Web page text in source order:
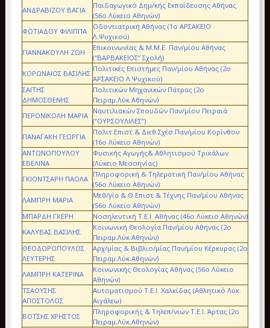
ΑΝΔΡΑΒΙΖΟΥ ΒΑΓΙΑ
Παιδαγωγικό Δημ/κής Εκπαίδευσης Αθήνας
(56ο Λύκειο Αθηνών)
ΦΩΤΙΑΔΟΥ ΦΙΛΙΠΠΑ
Οδοντιατρική Αθήνας (1ο ΑΡΣΑΚΕΙΟ
Λ.Ψυχικού)
ΓΙΑΝΝΑΚΟΥΛΗ ΖΩΗ
Επικοινωνίας & Μ.Μ.Ε. Παν/μίου Αθήνας
(“ΒΑΡΒΑΚΕΙΟΣ” Σχολή)
ΚΟΡΩΝΑΙΟΣ ΒΑΣΙΛΗΣ
Πολιτικές Επιστήμες Παν/μίου Αθήνας (2ο
ΑΡΣΑΚΕΙΟ Λ.Ψυχικού)
ΣΑΪΤΗΣ
ΔΗΜΟΣΘΕΝΗΣ
Πολιτικών Μηχανικών Πάτρας (2ο
Πειραμ.Λύκ.Αθηνών)
ΠΕΡΟΝΙΚΟΛΗ ΜΑΡΙΑ
Ναυτιλιακών Σπουδών Παν/μίου Πειραιά
(“ΟΥΡΣΟΥΛΙΛΕΣ”)
ΠΑΝΑΓΑΚΗ ΓΕΩΡΓΙΑ
Πολιτ.Επιστ.& Διεθ.Σχέσ.Παν/μίου Κορίνθου
(16ο Λύκειο Αθηνών)
ΑΝΤΩΝΟΠΟΥΛΟΥ
ΕΒΕΛΙΝΑ
Φυσικής Αγωγής& Αθλητισμού Τρικάλων
(Λύκειο Μεσσηνίας)
ΓΚΙΟΝΤΣΑΡΗ ΠΑΟΛΑ
Πληροφορική & Τηλεματική Παν/μίου Αθήνας
(56ο Λύκειο Αθηνών)
ΛΑΜΠΡΗ ΜΑΡΙΑ
Μεθ/γία & Θ.Επιστ.& Τέχνης Παν/μίου Αθήνας
(56ο Λύκειο Αθηνών)
ΜΠΑΡΔΗ ΓΚΕΡΗ
Νοσηλευτική Τ.Ε.Ι. Αθήνας (46ο Λύκειο Αθηνών)
ΚΑΛΥΒΑΣ ΒΑΣΙΛΗΣ
Κοινωνική Θεολογία Παν/μίου Αθήνας (2ο
Πειραμ.Λύκ.Αθηνών)
ΘΕΟΔΩΡΟΠΟΥΛΟΣ
ΛΕΥΤΕΡΗΣ
Αρχ/μίας & Βιβλιο/μίας Παν/μίου Κέρκυρας (2ο
Πειραμ.Λύκ.Αθηνών)
ΛΑΜΠΡΗ ΚΑΤΕΡΙΝΑ
Κοινωνικής Θεολογίας Αθήνας (56ο Λύκειο
Αθηνών)
ΤΣΑΟΥΣΗΣ
ΑΠΟΣΤΟΛΟΣ
Αυτοματισμού Τ.Ε.Ι. Χαλκίδας (Aθλητικό Λύκ.
Αιγάλεω)
ΒΟΤΣΗΣ ΧΡΗΣΤΟΣ
Πληροφορικής & Τηλεπ/νιών Τ.Ε.Ι. Άρτας (2ο
Πειραμ.Λύκ.Αθηνών)